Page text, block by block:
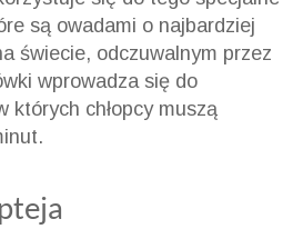
są owadami o najbardziej
świecie, odczuwalnym przez
wprowadza się do
których chłopcy muszą